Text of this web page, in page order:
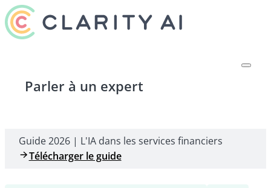
Parler à un expert
Guide 2026 | L'IA dans les services financiers
Télécharger le guide